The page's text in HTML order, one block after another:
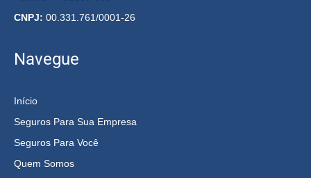
CNPJ: 00.331.761/0001-26
Navegue
Início
Seguros Para Sua Empresa
Seguros Para Você
Quem Somos